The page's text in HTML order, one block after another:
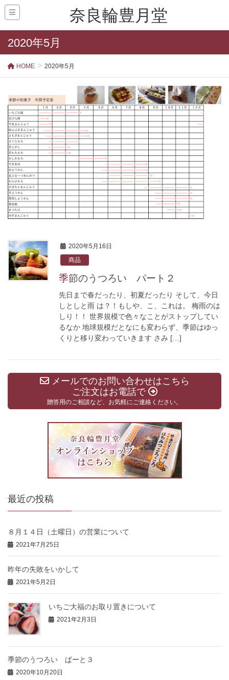
奈良輪豊月堂
2020年5月
HOME 2020年5月
2020年5月16日
商品
季節のうつろい パート２
先日まで春だったり、初夏だったり そして、今日
しとしと雨 は？！もしや、こ、これは。 梅雨のは
しり！！ 世界規模で色々なことがストップしてい
るなか 地球規模だとなにも変わらず、季節はゆっ
くりと移り変わっていきます さみ […]
メールでのお問い合わせはこちら
ご注文はお電話で
贈答用のご相談など、お気軽にご連絡ください。
最近の投稿
８月１４日（土曜日）の営業について
2021年7月25日
昨年の失敗をいかして
2021年5月2日
いちご大福のお取り置きについて
2021年2月3日
季節のうつろい ぱーと３
2020年10月20日